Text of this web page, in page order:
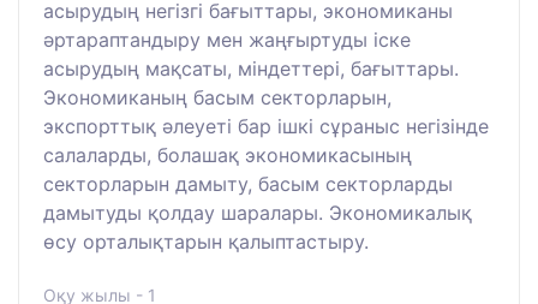
асырудың негізгі бағыттары, экономиканы
әртараптандыру мен жаңғыртуды іске
асырудың мақсаты, міндеттері, бағыттары.
Экономиканың басым секторларын,
экспорттық әлеуеті бар ішкі сұраныс негізінде
салаларды, болашақ экономикасының
секторларын дамыту, басым секторларды
дамытуды қолдау шаралары. Экономикалық
өсу орталықтарын қалыптастыру.
Оқу жылы - 1